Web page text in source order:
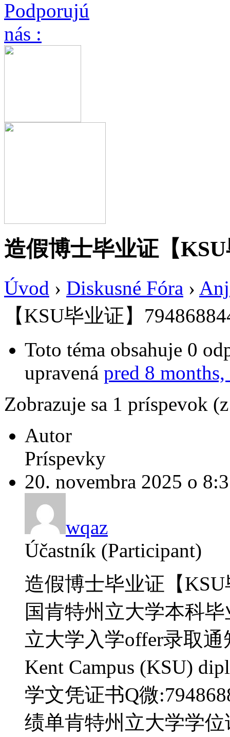
造假博士毕业证【
Úvod › Diskusné Fóra ›
【KSU毕业证】
Toto téma obsahuje 0
upravená pred 8 months,
Zobrazuje sa 1 príspevok
Autor
Príspevky
20. novembra 2025 o
wqaz
Účastník (Participant)
造假博士毕业证【
国肯特州立大学本科
立大学入学offer录取通
Kent Campus (KSU)
学文凭证书Q微
绩单肯特州立大学学位